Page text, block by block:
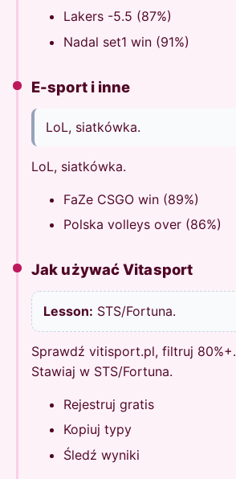
Lakers -5.5 (87%)
Nadal set1 win (91%)
E-sport i inne
LoL, siatkówka.
LoL, siatkówka.
FaZe CSGO win (89%)
Polska volleys over (86%)
Jak używać Vitasport
Lesson: STS/Fortuna.
Sprawdź vitisport.pl, filtruj 80%+.
Stawiaj w STS/Fortuna.
Rejestruj gratis
Kopiuj typy
Śledź wyniki